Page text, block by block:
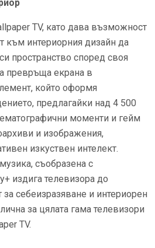
TV, като дава възможност
към интериорния дизайн да
пространство според своя
превръща екрана в
който оформя
предлагайки над 4 500
моменти и гейм
и изображения,
изкуствен интелект.
съобразена с
издига телевизора до
себеизразяване и интериорен
за цялата гама телевизори
TV.